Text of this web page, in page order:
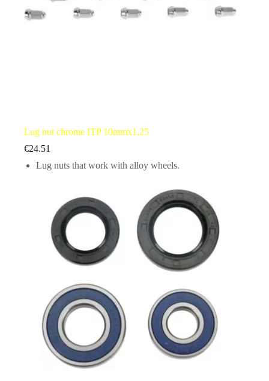
Lug nut chrome ITP 10mmx1,25
€24.51
Lug nuts that work with alloy wheels.